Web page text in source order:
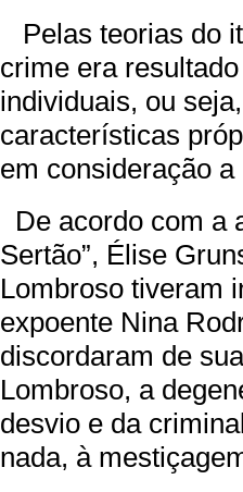
Pelas teorias do
crime era
individuais, ou
características
em consideração
De acordo com a
Sertão”, Élise
Lombroso tiveram
expoente Nina
discordaram de
Lombroso, a
desvio e da
nada, à